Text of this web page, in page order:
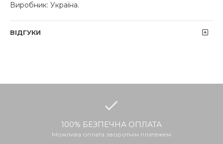
Виробник: Україна.
ВІДГУКИ
100% БЕЗПЕЧНА ОПЛАТА
Можлива оплата зворотнім платежем